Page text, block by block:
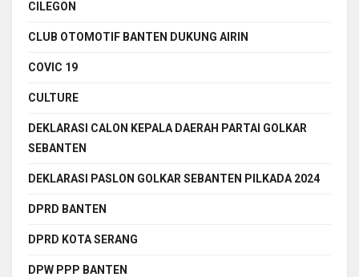
CILEGON
CLUB OTOMOTIF BANTEN DUKUNG AIRIN
COVIC 19
CULTURE
DEKLARASI CALON KEPALA DAERAH PARTAI GOLKAR
SEBANTEN
DEKLARASI PASLON GOLKAR SEBANTEN PILKADA 2024
DPRD BANTEN
DPRD KOTA SERANG
DPW PPP BANTEN